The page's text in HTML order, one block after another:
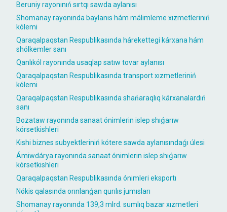
Beruniy rayonınıń sırtqı sawda aylanısı
Shomanay rayonında baylanıs hám málimleme xızmetleriniń
kólemi
Qaraqalpaqstan Respublikasında hárekettegi kárxana hám
shólkemler sanı
Qanlıkól rayonında usaqlap satıw tovar aylanısı
Qaraqalpaqstan Respublikasında transport xızmetleriniń
kólemi
Qaraqalpaqstan Respublikasında shańaraqlıq kárxanalardıń
sanı
Bozataw rayonında sanaat ónimlerin islep shıǵarıw
kórsetkishleri
Kishi biznes subyektleriniń kótere sawda aylanısındaǵı úlesi
Ámiwdárya rayonında sanaat ónimlerin islep shıǵarıw
kórsetkishleri
Qaraqalpaqstan Respublikasında ónimleri eksportı
Nókis qalasında orınlanǵan qurılıs jumısları
Shomanay rayonında 139,3 mlrd. sumlıq bazar xızmetleri